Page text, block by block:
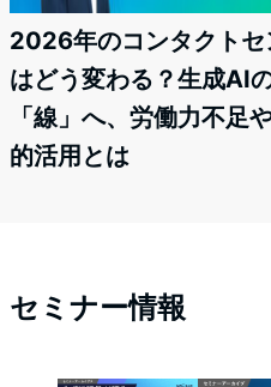
2026年のコンタクト
はどう変わる？生成AI
「線」へ、労働力不足
的活用とは
セミナー情報